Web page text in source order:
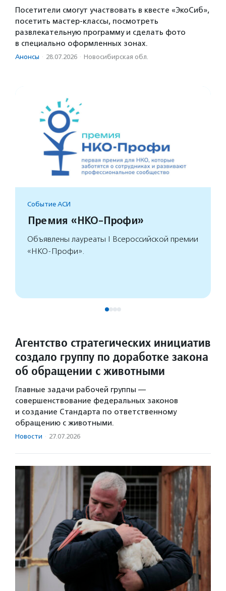
Посетители смогут участвовать в квесте «ЭкоСиб»,
посетить мастер-классы, посмотреть
развлекательную программу и сделать фото
в специально оформленных зонах.
Анонсы · 28.07.2026 · Новосибирская обл.
Событие АСИ
Премия «НКО-Профи»
Объявлены лауреаты I Всероссийской премии
«НКО-Профи».
Агентство стратегических инициатив
создало группу по доработке закона
об обращении с животными
Главные задачи рабочей группы —
совершенствование федеральных законов
и создание Стандарта по ответственному
обращению с животными.
Новости · 27.07.2026